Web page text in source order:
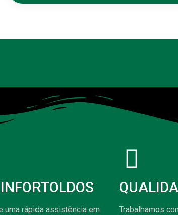
uma rápida assistência em
Trabalhamos